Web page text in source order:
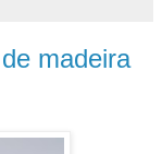
madeira